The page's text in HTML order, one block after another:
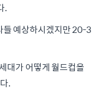
.
들 예상하시겠지만 20-3
대가 어떻게 월드컵을
.